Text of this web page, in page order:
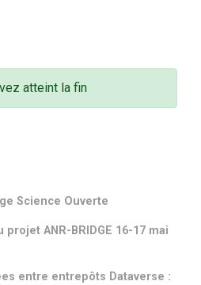
atteint la fin
Science Ouverte
ANR-BRIDGE 16-17 mai
entre entrepôts Dataverse :